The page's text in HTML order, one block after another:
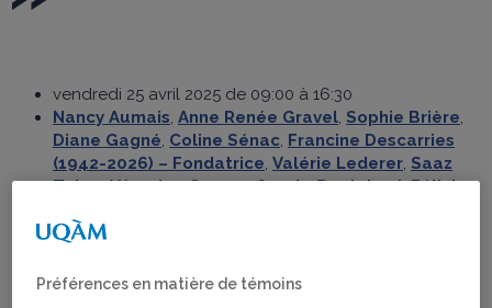
vendredi 25 avril 2025 de 09:00 à 16:30
Nancy Aumais Anne Renée Gravel Sophie Brière
Diane Gagné Coline Sénac Francine Descarries
(1942-2026) – Fondatrice Valérie Lederer Saaz
Taher,Véronica Gomes,Carole Boulebsol,Félicia
Mylène Fauvel
Préférences en matière de témoins